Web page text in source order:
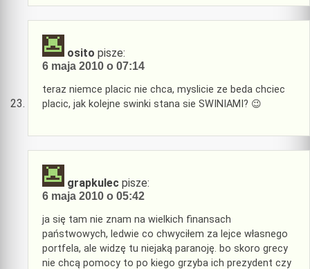
osito pisze:
6 maja 2010 o 07:14
teraz niemce placic nie chca, myslicie ze beda chciec
placic, jak kolejne swinki stana sie SWINIAMI? 😉
grapkulec pisze:
6 maja 2010 o 05:42
ja się tam nie znam na wielkich finansach
państwowych, ledwie co chwyciłem za lejce własnego
portfela, ale widzę tu niejaką paranoję. bo skoro grecy
nie chcą pomocy to po kiego grzyba ich prezydent czy